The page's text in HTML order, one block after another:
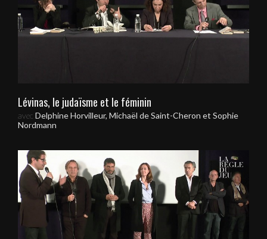
Lévinas, le judaïsme et le féminin
avec Delphine Horvilleur, Michaël de Saint-Cheron et Sophie
Nordmann